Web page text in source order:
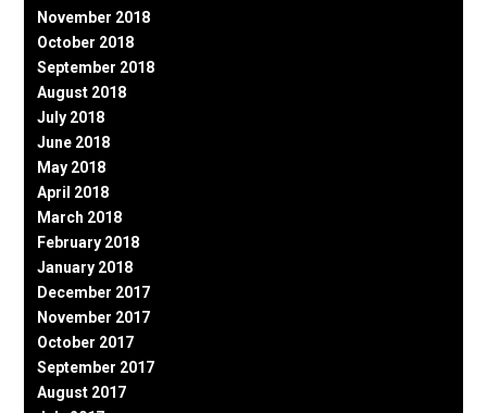
November 2018
October 2018
September 2018
August 2018
July 2018
June 2018
May 2018
April 2018
March 2018
February 2018
January 2018
December 2017
November 2017
October 2017
September 2017
August 2017